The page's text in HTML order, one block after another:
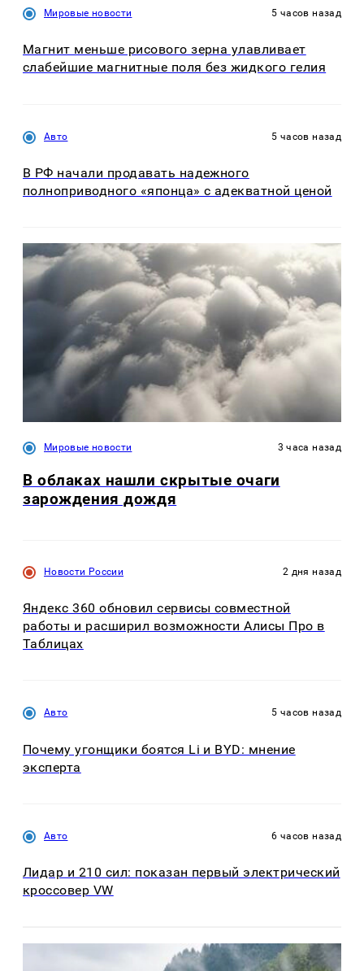
Мировые новости 5 часов назад
Магнит меньше рисового зерна улавливает
слабейшие магнитные поля без жидкого гелия
Авто 5 часов назад
В РФ начали продавать надежного
полноприводного «японца» с адекватной ценой
Мировые новости 3 часа назад
В облаках нашли скрытые очаги
зарождения дождя
Новости России 2 дня назад
Яндекс 360 обновил сервисы совместной
работы и расширил возможности Алисы Про в
Таблицах
Авто 5 часов назад
Почему угонщики боятся Li и BYD: мнение
эксперта
Авто 6 часов назад
Лидар и 210 сил: показан первый электрический
кроссовер VW